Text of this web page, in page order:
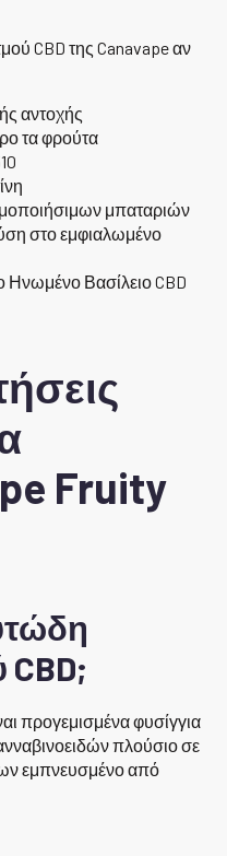
CBD της Canavape αν
αντοχής
τα φρούτα
μπαταριών
στο εμφιαλωμένο
Ηνωμένο Βασίλειο CBD
Fruity
CBD;
προγεμισμένα φυσίγγια
πλούσιο σε
εμπνευσμένο από